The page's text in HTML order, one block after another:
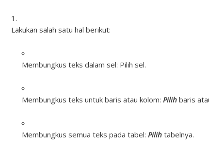
Lakukan salah satu hal berikut:
Membungkus teks dalam sel: Pilih sel.
Membungkus teks untuk baris atau kolom: Pilih baris
Membungkus semua teks pada tabel: Pilih tabelnya.